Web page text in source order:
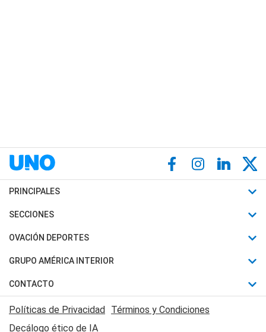
PRINCIPALES
Últimas Noticias
Política
Judiciales
Economia
SECCIONES
Horóscopo
Motores
Trucos caseros
Series y Películas
OVACIÓN DEPORTES
Fútbol
Mundial
Automovilismo
Rugby
GRUPO AMÉRICA INTERIOR
Canal 7 en Vivo
CONTACTO
Acerca de Nosotros
Contactanos
Políticas de Privacidad Términos y Condiciones
Decálogo ético de IA